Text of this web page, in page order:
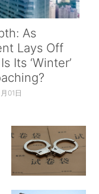
As
Lays Off
Its ‘Winter’
01日